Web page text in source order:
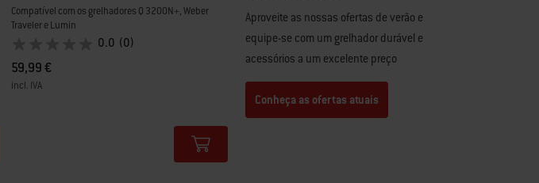
Compatível com os grelhadores Q 3200N+, Weber
Traveler e Lumin
0.0 (0)
59,99 €
incl. IVA
Aproveite as nossas ofertas de verão e
equipe-se com um grelhador durável e
acessórios a um excelente preço
Conheça as ofertas atuais